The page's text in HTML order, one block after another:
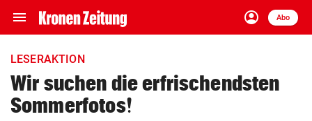
menu Navigation
ein-/ausklappen
account_circle
Anmelden
Abo
close Schließen
account_circle Anmelden
LESERAKTION
Wir suchen die erfrischendsten
Sommerfotos!